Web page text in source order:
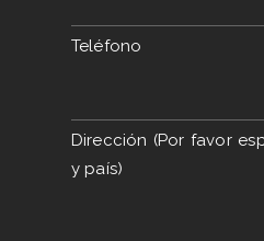
Teléfono
Dirección (Por favor
y país)